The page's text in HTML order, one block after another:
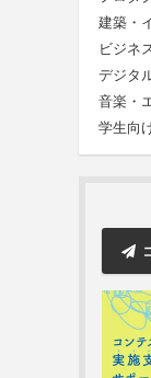
建築・
ビジネ
デジタ
音楽・
学生向